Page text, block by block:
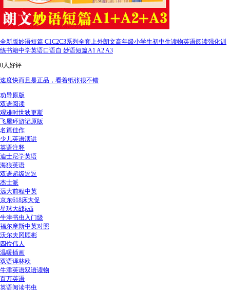
全新版妙语短篇 C1C2C3系列全套上外朗文高年级小学生初中生读物英语阅读强化训
练书籍中学英语口语自 妙语短篇A1 A2 A3
0人好评
速度快而且是正品，看着纸张很不错
劝导原版
双语阅读
艰难时世狄更斯
飞屋环游记原版
名篇佳作
少儿英语演讲
英语注释
迪士尼学英语
海狼英语
双语超级逗逗
杰士派
远大前程中英
京东618床大促
星球大战jedi
牛津书虫入门级
福尔摩斯中英对照
沃尔夫冈顾彬
四位伟人
温暖插画
双语译林欧
牛津英语双语读物
百万英语
英语阅读书虫